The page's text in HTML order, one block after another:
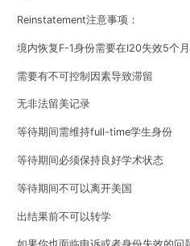
Reinstatement注意事项：
境内恢复F-1身份需要在I20失效5个
需要有不可控制因素导致滞留
无非法留美记录
等待期间需维持full-time学生身份
等待期间必须保持良好学术状态
等待期间不可以离开美国
出结果前不可以转学